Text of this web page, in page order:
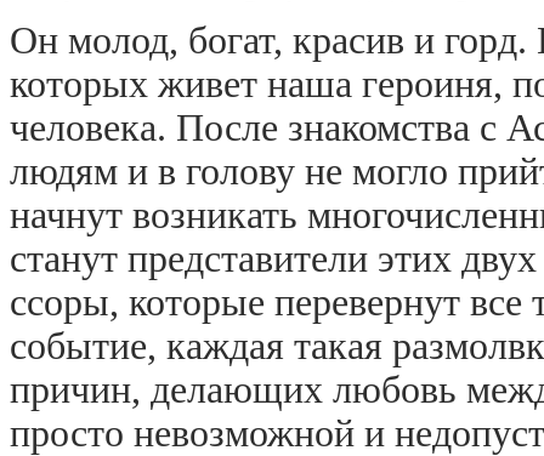
Он молод, богат, красив и горд.
которых живет наша героиня,
человека. После знакомства с
людям и в голову не могло
начнут возникать
станут представители этих
ссоры, которые перевернут
событие, каждая такая
причин, делающих любовь
просто невозможной и